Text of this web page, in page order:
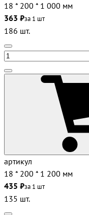
18 * 200 * 1 000 мм
363 ₽за 1 шт
186 шт.
артикул
18 * 200 * 1 200 мм
435 ₽за 1 шт
135 шт.